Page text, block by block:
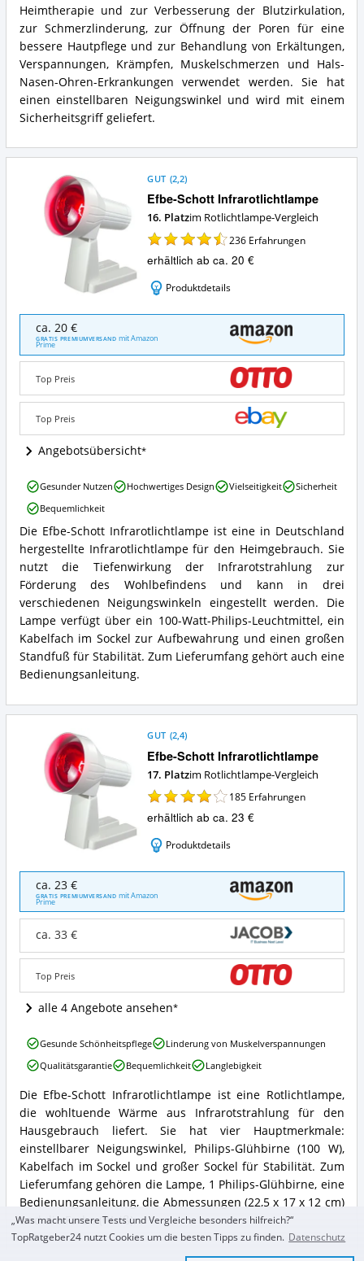
Infrarot-
Wärmelampe
Zusammenfassung:
Was
bietet
diese
Rotlichtlampe?
Heimtherapie und zur Verbesserung der Blutzirkulation,
zur Schmerzlinderung, zur Öffnung der Poren für eine
bessere Hautpflege und zur Behandlung von Erkältungen,
Verspannungen, Krämpfen, Muskelschmerzen und Hals-
Nasen-Ohren-Erkrankungen verwendet werden. Sie hat
einen einstellbaren Neigungswinkel und wird mit einem
Sicherheitsgriff geliefert.
für
diese
Rotlichtlampe?
Efbe-Schott Infrarotlichtlampe
GUT (2,2)
16. Platzim Rotlichtlampe-Vergleich
236 Erfahrungen
erhältlich ab ca. 20 €
Produktdetails
Schott
Infrarotlichtlampe
Angebote:
ist
Rotlichtlampe
erhältlich?
ca. 20 €
GRATIS PREMIUMVERSAND mit Amazon
Prime
Top Preis
Top Preis
Angebotsübersicht
Efbe-
Schott
Infrarotlichtlampe
Zusammenfassung:
bietet
diese
Rotlichtlampe?
Die Efbe-Schott Infrarotlichtlampe ist eine in Deutschland
hergestellte Infrarotlichtlampe für den Heimgebrauch. Sie
nutzt die Tiefenwirkung der Infrarotstrahlung zur
Förderung des Wohlbefindens und kann in drei
verschiedenen Neigungswinkeln eingestellt werden. Die
Lampe verfügt über ein 100-Watt-Philips-Leuchtmittel, ein
Kabelfach im Sockel zur Aufbewahrung und einen großen
Standfuß für Stabilität. Zum Lieferumfang gehört auch eine
Bedienungsanleitung.
Efbe-
Schott
Infrarotlichtlampe
Vorteile:
Was
spricht
für
diese
Rotlichtlampe?
Gesunder Nutzen Hochwertiges Design Vielseitigkeit
Sicherheit
Bequemlichkeit
Efbe-Schott Infrarotlichtlampe
GUT (2,4)
17. Platzim Rotlichtlampe-Vergleich
185 Erfahrungen
erhältlich ab ca. 23 €
Produktdetails
Schott
Infrarotlichtlampe
Angebote:
ist
Rotlichtlampe
erhältlich?
ca. 23 €
GRATIS PREMIUMVERSAND mit Amazon
Prime
ca. 33 €
Top Preis
alle 4 Angebote ansehen
Efbe-
Schott
Infrarotlichtlampe
Zusammenfassung:
Was
bietet
diese
Rotlichtlampe?
Die Efbe-Schott Infrarotlichtlampe ist eine Rotlichtlampe,
die wohltuende Wärme aus Infrarotstrahlung für den
Hausgebrauch liefert. Sie hat vier Hauptmerkmale:
einstellbarer Neigungswinkel, Philips-Glühbirne (100 W),
Kabelfach im Sockel und großer Sockel für Stabilität. Zum
Lieferumfang gehören die Lampe, 1 Philips-Glühbirne, eine
Bedienungsanleitung, die Abmessungen (22,5 x 17 x 12 cm)
und die Farbe (Weiß).
Efbe-
Schott
Infrarotlichtlampe
Was
spricht
für
diese
Rotlichtlampe?
Gesunde Schönheitspflege
Linderung von Muskelverspannungen
Qualitätsgarantie
Bequemlichkeit Langlebigkeit
„Was macht unsere Tests und Vergleiche besonders hilfreich?“
TopRatgeber24 nutzt Cookies um die besten Tipps zu finden. Datenschutz